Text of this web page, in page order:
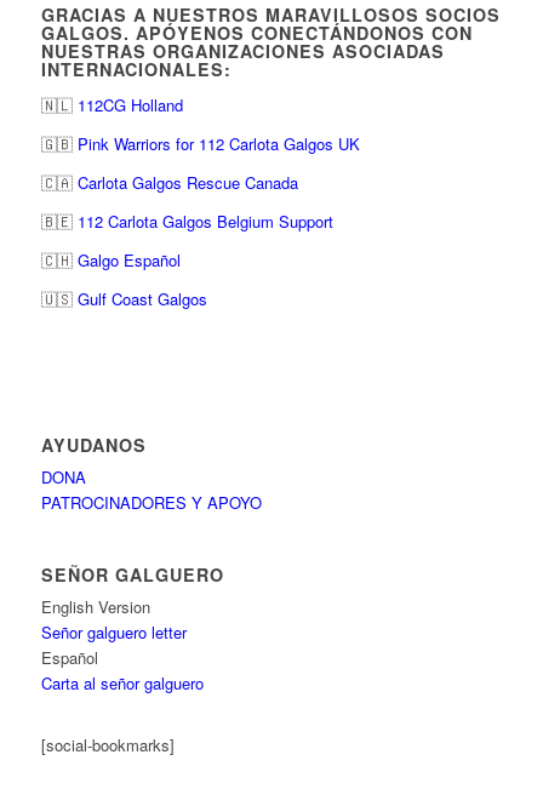
GRACIAS A NUESTROS MARAVILLOSOS SOCIOS
GALGOS. APÓYENOS CONECTÁNDONOS CON
NUESTRAS ORGANIZACIONES ASOCIADAS
INTERNACIONALES:
🇳🇱 112CG Holland
🇬🇧 Pink Warriors for 112 Carlota Galgos UK
🇨🇦 Carlota Galgos Rescue Canada
🇧🇪 112 Carlota Galgos Belgium Support
🇨🇭 Galgo Español
🇺🇸 Gulf Coast Galgos
AYUDANOS
DONA
PATROCINADORES Y APOYO
SEÑOR GALGUERO
English Version
Señor galguero letter
Español
Carta al señor galguero
[social-bookmarks]